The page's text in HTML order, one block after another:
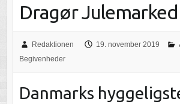
Dragør Julemarked
Redaktionen 19. november 2019
Begivenheder
Danmarks